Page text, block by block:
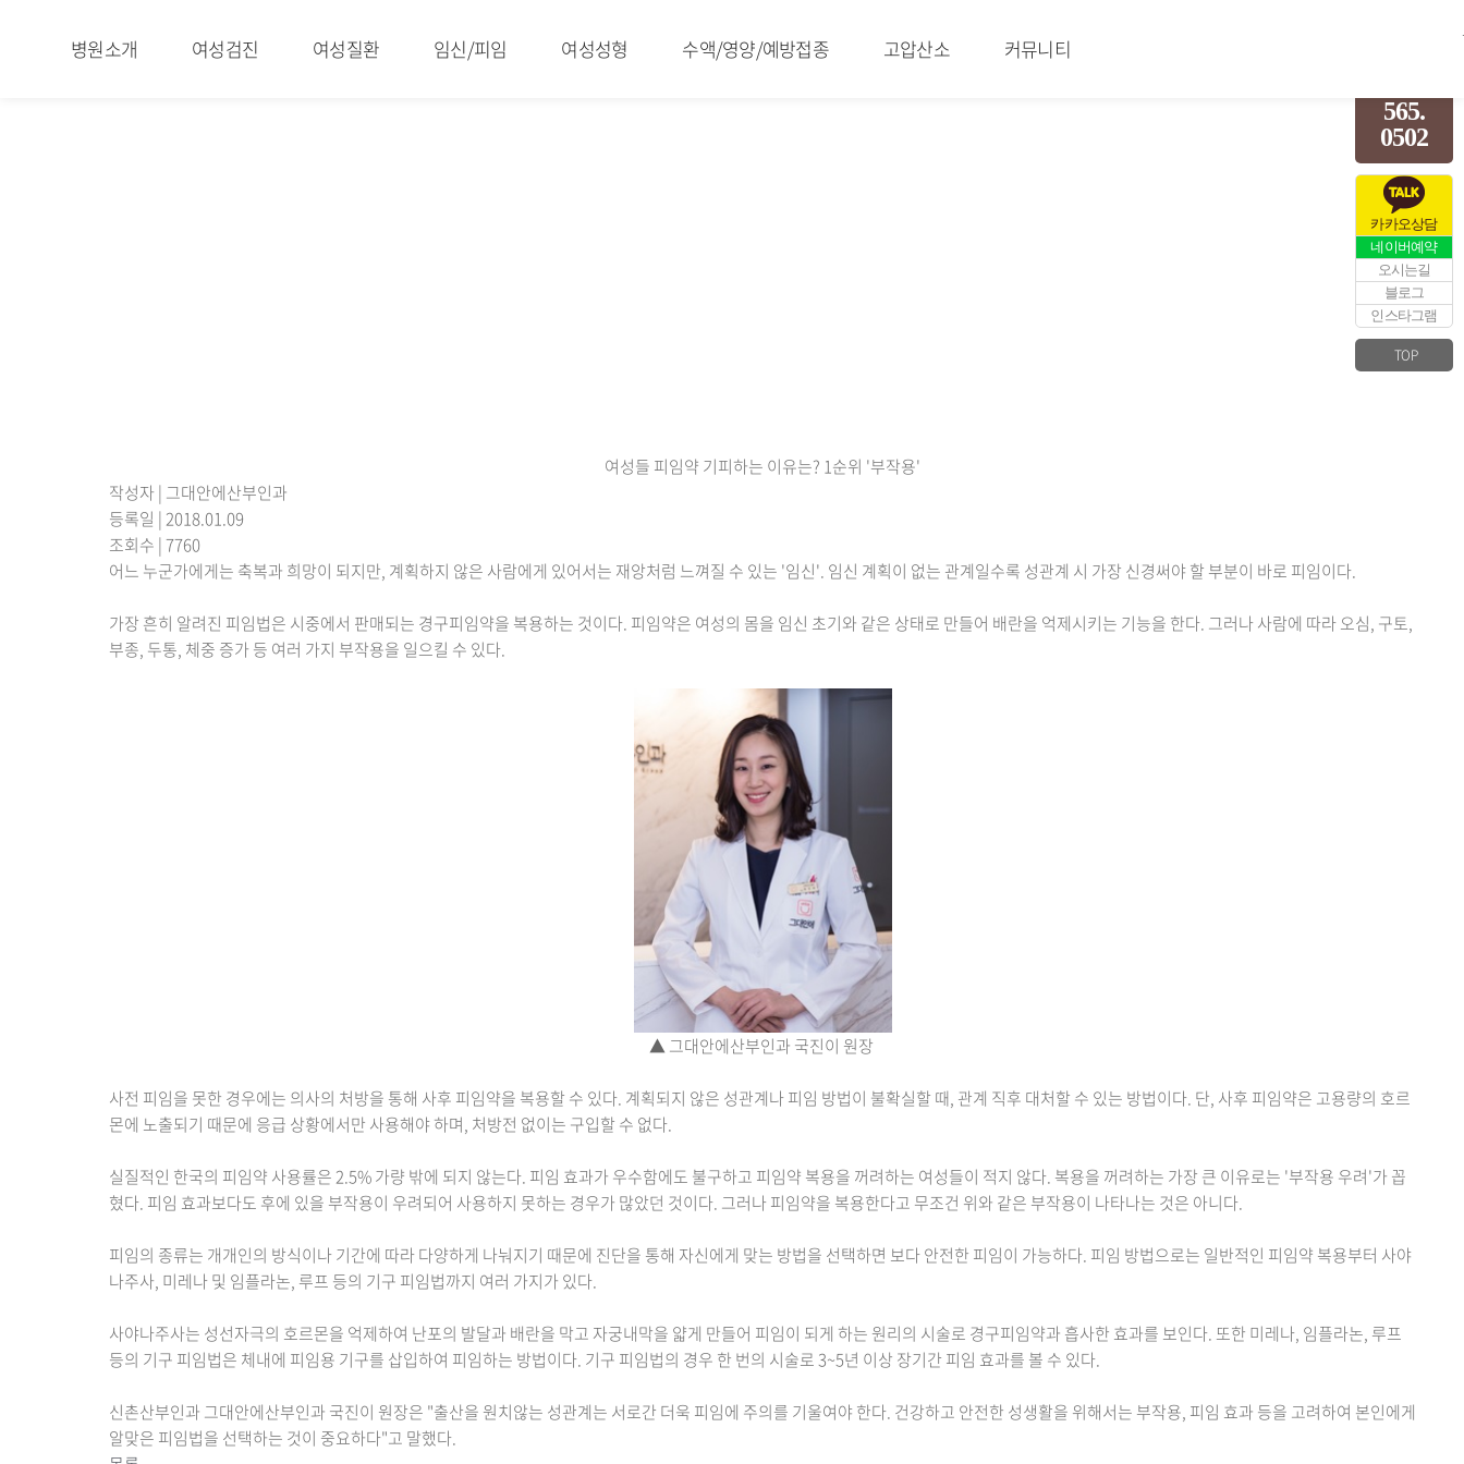
565.
0502
카카오상담
네이버예약
오시는길
블로그
인스타그램
TOP
병원소개 여성검진 여성질환 임신/피임 여성성형 수액/영양/예방접종 고압산소 커뮤니티
여성들 피임약 기피하는 이유는? 1순위 '부작용'
작성자| 그대안에산부인과
등록일 | 2018.01.09
조회수 | 7760
어느 누군가에게는 축복과 희망이 되지만, 계획하지 않은 사람에게 있어서는 재앙처럼 느껴질 수 있는 '임신'. 임신 계획이 없는 관계일수록 성관계 시 가장 신경써야 할 부분이 바로 피임이다.
가장 흔히 알려진 피임법은 시중에서 판매되는 경구피임약을 복용하는 것이다. 피임약은 여성의 몸을 임신 초기와 같은 상태로 만들어 배란을 억제시키는 기능을 한다. 그러나 사람에 따라 오심, 구토,
부종, 두통, 체중 증가 등 여러 가지 부작용을 일으킬 수 있다.
▲ 그대안에산부인과 국진이 원장
사전 피임을 못한 경우에는 의사의 처방을 통해 사후 피임약을 복용할 수 있다. 계획되지 않은 성관계나 피임 방법이 불확실할 때, 관계 직후 대처할 수 있는 방법이다. 단, 사후 피임약은 고용량의 호르
몬에 노출되기 때문에 응급 상황에서만 사용해야 하며, 처방전 없이는 구입할 수 없다.
실질적인 한국의 피임약 사용률은 2.5% 가량 밖에 되지 않는다. 피임 효과가 우수함에도 불구하고 피임약 복용을 꺼려하는 여성들이 적지 않다. 복용을 꺼려하는 가장 큰 이유로는 '부작용 우려'가 꼽
혔다. 피임 효과보다도 후에 있을 부작용이 우려되어 사용하지 못하는 경우가 많았던 것이다. 그러나 피임약을 복용한다고 무조건 위와 같은 부작용이 나타나는 것은 아니다.
피임의 종류는 개개인의 방식이나 기간에 따라 다양하게 나눠지기 때문에 진단을 통해 자신에게 맞는 방법을 선택하면 보다 안전한 피임이 가능하다. 피임 방법으로는 일반적인 피임약 복용부터 사야
나주사, 미레나 및 임플라논, 루프 등의 기구 피임법까지 여러 가지가 있다.
사야나주사는 성선자극의 호르몬을 억제하여 난포의 발달과 배란을 막고 자궁내막을 얇게 만들어 피임이 되게 하는 원리의 시술로 경구피임약과 흡사한 효과를 보인다. 또한 미레나, 임플라논, 루프
등의 기구 피임법은 체내에 피임용 기구를 삽입하여 피임하는 방법이다. 기구 피임법의 경우 한 번의 시술로 3~5년 이상 장기간 피임 효과를 볼 수 있다.
신촌산부인과 그대안에산부인과 국진이 원장은 "출산을 원치않는 성관계는 서로간 더욱 피임에 주의를 기울여야 한다. 건강하고 안전한 성생활을 위해서는 부작용, 피임 효과 등을 고려하여 본인에게
알맞은 피임법을 선택하는 것이 중요하다"고 말했다.